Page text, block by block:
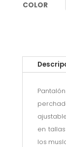
COLOR
en
los